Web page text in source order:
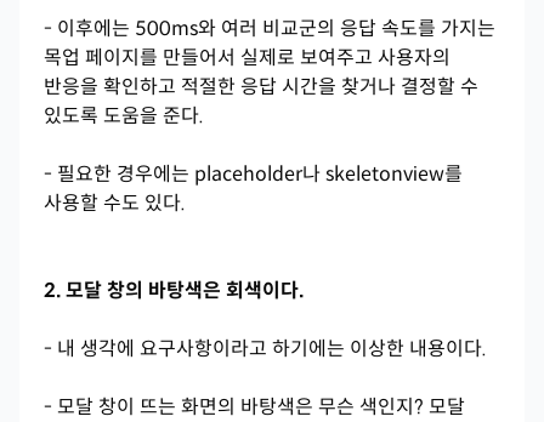
- 이후에는 500ms와 여러 비교군의 응답 속도를 가지는
목업 페이지를 만들어서 실제로 보여주고 사용자의
반응을 확인하고 적절한 응답 시간을 찾거나 결정할 수
있도록 도움을 준다.
- 필요한 경우에는 placeholder나 skeletonview를
사용할 수도 있다.
2. 모달 창의 바탕색은 회색이다.
- 내 생각에 요구사항이라고 하기에는 이상한 내용이다.
- 모달 창이 뜨는 화면의 바탕색은 무슨 색인지? 모달